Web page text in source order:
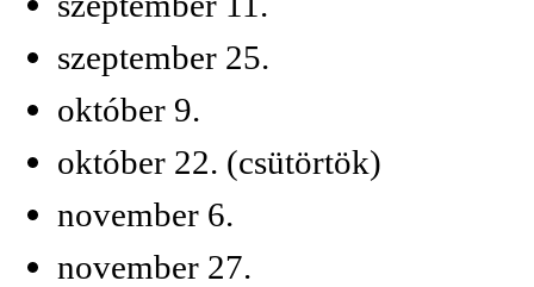
szeptember 25.
október 9.
október 22. (csütörtök)
november 6.
november 27.